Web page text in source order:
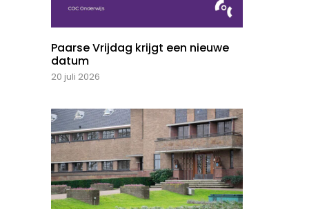
Paarse Vrijdag krijgt een nieuwe
datum
20 juli 2026